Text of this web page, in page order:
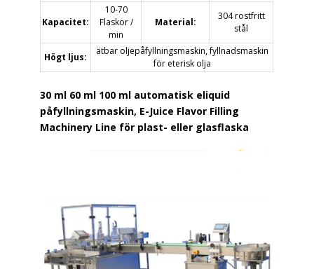
Kapacitet:
10-70
Flaskor /
min
Material:
304 rostfritt
stål
Högt ljus:
ätbar oljepåfyllningsmaskin, fyllnadsmaskin
för eterisk olja
30 ml 60 ml 100 ml automatisk eliquid
påfyllningsmaskin, E-Juice Flavor Filling
Machinery Line för plast- eller glasflaska